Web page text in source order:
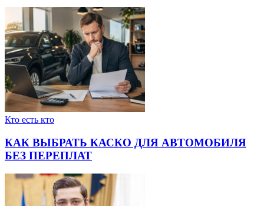
Кто есть кто
КАК ВЫБРАТЬ КАСКО ДЛЯ АВТОМОБИЛЯ
БЕЗ ПЕРЕПЛАТ